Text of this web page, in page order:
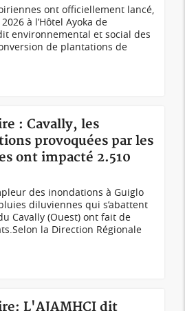
ont officiellement lancé,
à l’Hôtel Ayoka de
environnemental et social des
de plantations de
: Cavally, les
provoquées par les
ont impacté 2.510
des inondations à Guiglo
diluviennes qui s’abattent
Cavally (Ouest) ont fait de
la Direction Régionale
L'AJAMHCI dit